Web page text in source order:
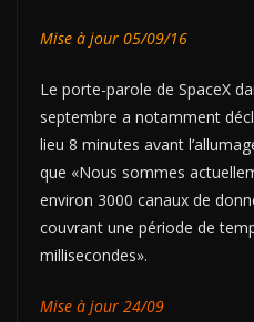
Mise à jour 05/09/16
Le porte-parole de SpaceX
septembre a notamment
lieu 8 minutes avant
que «Nous sommes
environ 3000 canaux de
couvrant une période de
millisecondes».
Mise à jour 24/09